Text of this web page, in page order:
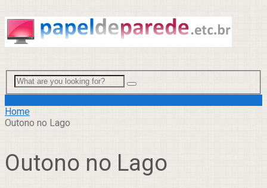
Home
Outono no Lago
Outono no Lago